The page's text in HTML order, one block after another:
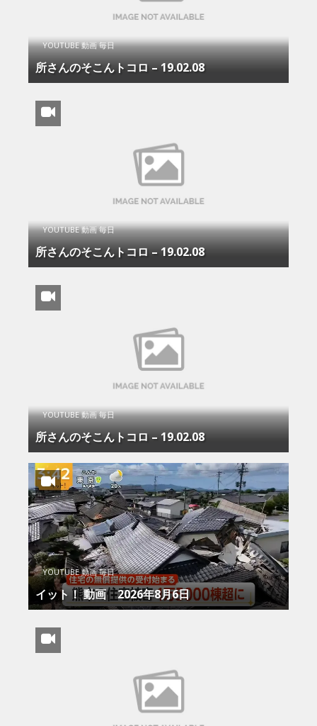
YOUTUBE 動画 毎日
所さんのそこんトコロ – 19.02.08
YOUTUBE 動画 毎日
所さんのそこんトコロ – 19.02.08
YOUTUBE 動画 毎日
所さんのそこんトコロ – 19.02.08
YOUTUBE 動画 毎日
イット！ 動画 2026年8月6日